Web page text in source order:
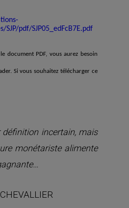
pdf/SJP05_edFcB7E.pdf
document PDF, vous aurez besoin
Si vous souhaitez télécharger ce
définition incertain, mais
monétariste alimente